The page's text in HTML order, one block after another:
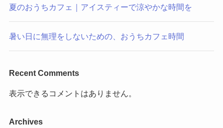
夏のおうちカフェ｜アイスティーで涼やかな時間を
暑い日に無理をしないための、おうちカフェ時間
Recent Comments
表示できるコメントはありません。
Archives